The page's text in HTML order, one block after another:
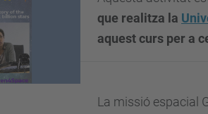
que realitza la
aquest curs per a
La missió espacial